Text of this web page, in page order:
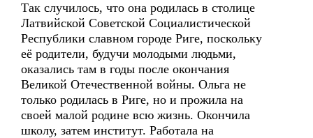
Так случилось, что она родилась в столице
Латвийской Советской Социалистической
Республики славном городе Риге, поскольку
её родители, будучи молодыми людьми,
оказались там в годы после окончания
Великой Отечественной войны. Ольга не
только родилась в Риге, но и прожила на
своей малой родине всю жизнь. Окончила
школу, затем институт. Работала на